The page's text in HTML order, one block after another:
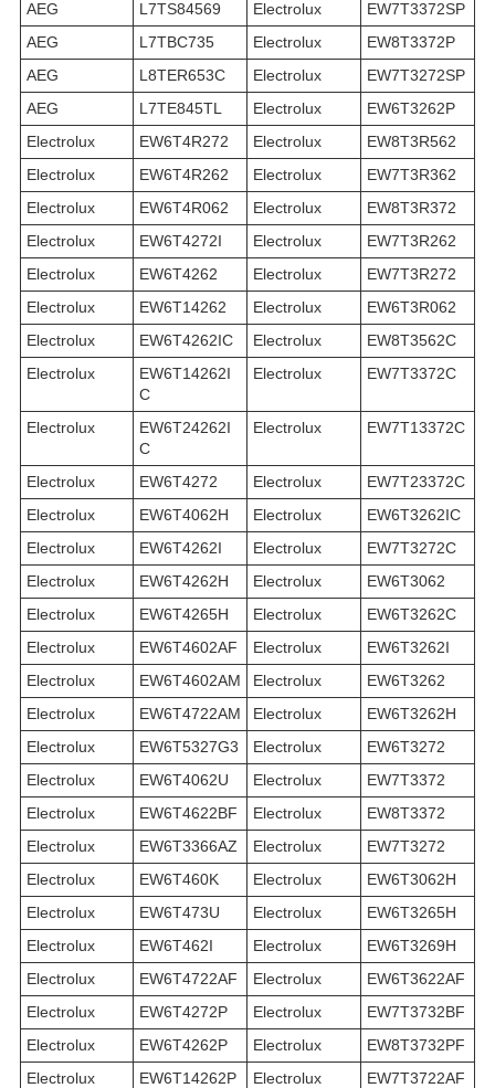
AEG L7TS84569 Electrolux
EW7T3372SP
AEG
L7TBC735 Electrolux
EW8T3372P
AEG
L8TER653C Electrolux
EW7T3272SP
AEG
L7TE845TL Electrolux
EW6T3262P
Electrolux
EW6T4R272 Electrolux
EW8T3R562
Electrolux
EW6T4R262 Electrolux
EW7T3R362
Electrolux
EW6T4R062 Electrolux
EW8T3R372
Electrolux
EW6T4272I Electrolux
EW7T3R262
Electrolux
EW6T4262 Electrolux
EW7T3R272
Electrolux
EW6T14262 Electrolux
EW6T3R062
Electrolux
EW6T4262IC Electrolux
EW8T3562C
Electrolux
EW6T14262I
C
Electrolux EW7T3372C
Electrolux
EW6T24262I
C
Electrolux EW7T13372C
Electrolux EW6T4272 Electrolux
EW7T23372C
Electrolux
EW6T4062H Electrolux
EW6T3262IC
Electrolux
EW6T4262I Electrolux
EW7T3272C
Electrolux
EW6T4262H Electrolux
EW6T3062
Electrolux
EW6T4265H Electrolux
EW6T3262C
Electrolux
EW6T4602AF Electrolux
EW6T3262I
Electrolux
EW6T4602AM Electrolux
EW6T3262
Electrolux
EW6T4722AM Electrolux
EW6T3262H
Electrolux
EW6T5327G3 Electrolux
EW6T3272
Electrolux
EW6T4062U Electrolux
EW7T3372
Electrolux
EW6T4622BF Electrolux
EW8T3372
Electrolux
EW6T3366AZ Electrolux
EW7T3272
Electrolux
EW6T460K Electrolux
EW6T3062H
Electrolux
EW6T473U Electrolux
EW6T3265H
Electrolux
EW6T462I Electrolux
EW6T3269H
Electrolux
EW6T4722AF Electrolux
EW6T3622AF
Electrolux
EW6T4272P Electrolux
EW7T3732BF
Electrolux
EW6T4262P Electrolux
EW8T3732PF
Electrolux
EW6T14262P Electrolux
EW7T3722AF